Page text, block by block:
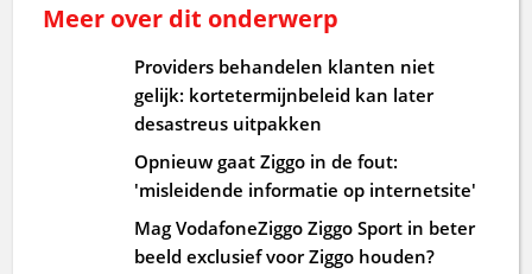
Meer over dit onderwerp
Providers behandelen klanten niet
gelijk: kortetermijnbeleid kan later
desastreus uitpakken
Opnieuw gaat Ziggo in de fout:
'misleidende informatie op internetsite'
Mag VodafoneZiggo Ziggo Sport in beter
beeld exclusief voor Ziggo houden?